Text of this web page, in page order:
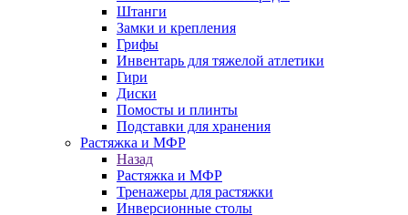
Штанги
Замки и крепления
Грифы
Инвентарь для тяжелой атлетики
Гири
Диски
Помосты и плинты
Подставки для хранения
Растяжка и МФР
Назад
Растяжка и МФР
Тренажеры для растяжки
Инверсионные столы